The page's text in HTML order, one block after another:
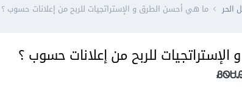
الحر ما هي أحسن الطرق و الإستراتجيات للربح من إعلانات حسوب ؟
للربح من إعلانات حسوب ؟